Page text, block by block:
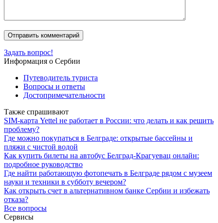
Задать вопрос!
Информация о Сербии
Путеводитель туриста
Вопросы и ответы
Достопримечательности
Также спрашивают
SIM-карта Yettel не работает в России: что делать и как решить
проблему?
Где можно покупаться в Белграде: открытые бассейны и
пляжи с чистой водой
Как купить билеты на автобус Белград-Крагуевац онлайн:
подробное руководство
Где найти работающую фотопечать в Белграде рядом с музеем
науки и техники в субботу вечером?
Как открыть счет в альтернативном банке Сербии и избежать
отказа?
Все вопросы
Сервисы